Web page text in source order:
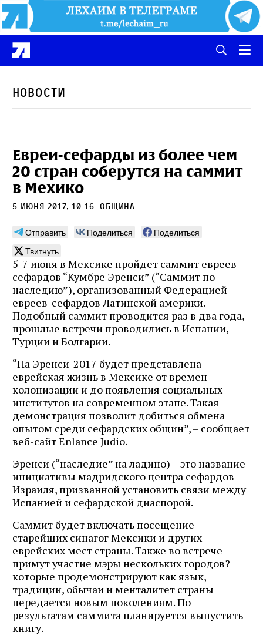
Новости
Евреи-сефарды из более чем
20 стран соберутся на саммит
в Мехико
5 июня 2017, 10:16 община
Отправить Поделиться
Поделиться
Твитнуть
5-7 июня в Мексике пройдет саммит евреев-
сефардов “Кумбре Эренси” (“Саммит по
наследию”), организованный Федерацией
евреев-сефардов Латинской америки.
Подобный саммит проводится раз в два года,
прошлые встречи проводились в Испании,
Турции и Болгарии.
“На Эренси-2017 будет представлена
еврейская жизнь в Мексике от времен
колонизации и до появления социальных
институтов на современном этапе. Такая
демонстрация позволит добиться обмена
опытом среди сефардских общин”, – сообщает
веб-сайт Enlance Judio.
Эренси (“наследие” на ладино) – это название
инициативы мадридского центра сефардов
Израиля, призванной установить связи между
Испанией и сефардской диаспорой.
Саммит будет включать посещение
старейших синагог Мексики и других
еврейских мест страны. Также во встрече
примут участие мэры нескольких городов?
которые продемонстрируют как язык,
традиции, обычаи и менталитет страны
передается новым поколениям. По
результатам саммита планируется выпустить
книгу.